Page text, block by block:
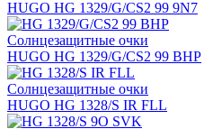
HUGO HG 1329/G/CS2 99 9N7
Солнцезащитные очки
HUGO HG 1329/G/CS2 99 BHP
Солнцезащитные очки
HUGO HG 1328/S IR FLL